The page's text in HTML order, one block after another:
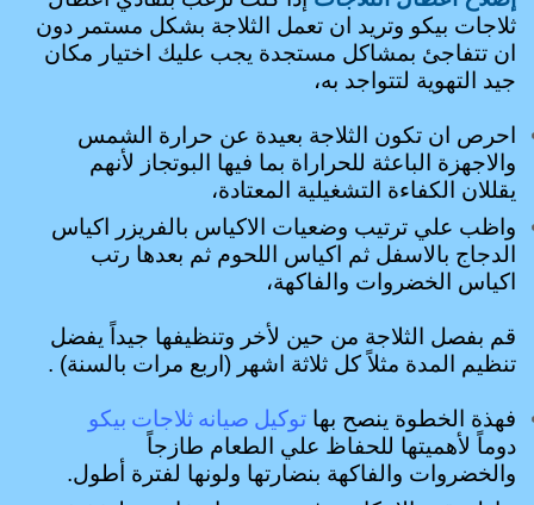
ثلاجات بيكو وتريد ان تعمل الثلاجة بشكل مستمر دون
ان تتفاجئ بمشاكل مستجدة يجب عليك اختيار مكان
جيد التهوية لتتواجد به،
احرص ان تكون الثلاجة بعيدة عن حرارة الشمس
والاجهزة الباعثة للحراراة بما فيها البوتجاز لأنهم
يقللان الكفاءة التشغيلية المعتادة،
واظب علي ترتيب وضعيات الاكياس بالفريزر اكياس
الدجاج بالاسفل ثم اكياس اللحوم ثم بعدها رتب
اكياس الخضروات والفاكهة،
قم بفصل الثلاجة من حين لأخر وتنظيفها جيداً يفضل
تنظيم المدة مثلاً كل ثلاثة اشهر (اربع مرات بالسنة) .
فهذة الخطوة ينصح بها توكيل صيانه ثلاجات بيكو
دوماً لأهميتها للحفاظ علي الطعام طازجاً
والخضروات والفاكهة بنضارتها ولونها لفترة أطول.